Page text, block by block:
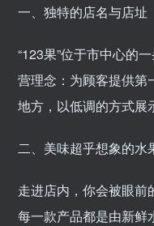
一、独特的店名与店址
“123果”位于市中心的
营理念：为顾客提供第
地方，以低调的方式展
二、美味超乎想象的水
走进店内，你会被眼前
每一款产品都是由新鲜